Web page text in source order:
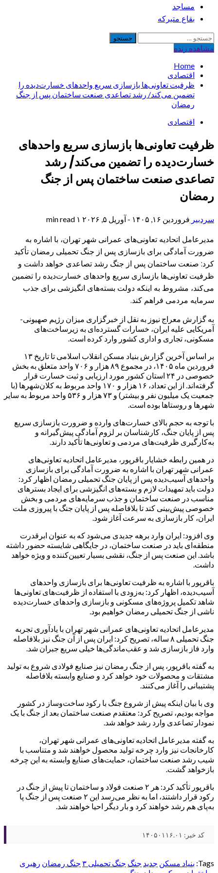
مساجد
بقاع متبرکه
جستجو
برای:
مشاهده‌ زنده
Home
اقتصادی
ظرفیت تعاونی‌ها بازسازی سریع واحدهای خسارت‌دیده را
تضمین می‌کند/ رشد تصاعدی صنعت ساختمان پس از جنگ
رمضان
اقتصادی
ظرفیت تعاونی‌ها بازسازی سریع واحدهای
خسارت‌دیده را تضمین می‌کند/ رشد
تصاعدی صنعت ساختمان پس از جنگ
رمضان
سردبیر فروردین ۱۶, ۱۴۰۵ - آوریل ۵, ۲۰۲۶ ۱ min read
مدیرعامل اتحادیه تعاونی‌های عمرانی شهر تهران، با اشاره به
ضرورت آمادگی برای بازسازی پس از جنگ تحمیلی رمضان تأکید
کرد: صنعت ساختمان پس از جنگ رشد تصاعدی خواهد داشت و
ظرفیت تعاونی‌ها بازسازی سریع واحدهای خسارت‌دیده را تضمین
می‌کند، مشروط به اینکه دولت بسته‌های انگیزشی برای جذب
سرمایه مردمی فراهم کند.
به گزارش معراج نیوز به نقل از خبرگزاری میزان رژیم صهیونی-
آمریکایی علیه ایران، خسارات گسترده‌ای به زیرساخت‌های
مسکونی، تجاری و اداری کشور وارد کرده است.
بر اساس آخرین گزارش بنیاد مسکن انقلاب اسلامی تا تاریخ ۱۳
فروردین‌ ماه ۱۴۰۵، در مجموع ۸۹ هزار و ۷۰۶ واحد متعلق به بخش
خصوصی در ۲۴ استان کشور مورد ارزیابی و ثبت خسارت قرار
گرفته‌اند. از این تعداد، ۱۶ هزار و ۱۷۰ واحد مربوط به کلان‌شهرها (با
جمعیت یک میلیون نفر و بیشتر) و ۷۳ هزار و ۵۳۶ واحد مربوط به سایر
شهرها و روستاها بوده است.
با توجه به حجم بالای خسارت‌های وارده و ضرورت بازسازی سریع
پس از پایان جنگ، کارشناسان بر لزوم آمادگی پیش‌گیرانه و
به‌کارگیری ظرفیت‌های مردمی و تعاونی‌ها تأکید دارند.
در همین رابطه خشایار باقرپور، مدیرعامل اتحادیه تعاونی‌های
عمرانی شهر تهران با اشاره به ضرورت آمادگی برای بازسازی
واحدهای آسیب‌دیده پس از پایان جنگ تحمیلی رمضان اظهار کرد:
دولت باید تمهیدات لازم و بسته‌های انگیزشی برای ایجاد بسترهای
مناسب در صنعت ساختمان و جذب سرمایه‌های مردمی و بخش
خصوصی پیش‌بینی کند تا بلافاصله پس از پایان جنگ با پیروزی ملت
ایران، کار بازسازی به سرعت آغاز شود.
وی افزود: ایران وارد برهه جدیدی می‌شود که به عنوان ابرقدرت
منطقه‌ای باید در صنعت ساختمان، در جایگاهی شایسته حضور داشته
باشد. این صنعت پس از جنگ، نقشی بسیار تعیین‌کننده و ویژه خواهد
داشت.
باقرپور با اشاره به ظرفیت تعاونی‌ها برای بازسازی واحدهای
آسیب‌دیده، اظهار کرد: به‌زودی با استفاده از ظرفیت‌های تعاونی‌ها
شاهد تکمیل پروژه‌های مسکونی و بازسازی واحدهای خسارت‌دیده
ناشی از جنگ تحمیلی رمضان خواهیم بود.
مدیرعامل اتحادیه تعاونی‌های عمرانی شهر تهران با یادآوری تجربه
جنگ تحمیلی ۸ ساله، تصریح کرد: ایران پس از آن جنگ نیز بلافاصله
وارد فاز بازسازی شد و عقب‌ماندگی‌ها خیلی سریع جبران شد.
به گفته باقرپور، پس از جنگ رمضان نیز صنایع فولادی شروع به تولید
مشتقات و محصولات خود خواهد کرد و صنایع وابسته بلافاصله
پشتیبانی را آغاز می‌کنند.
وی با بیان اینکه پیش از شروع جنگ با رکود ساخت‌وساز در کشور
مواجه بودیم، تصریح کرد: معتقدم صنعت ساختمان بعد از جنگ با یک
نمودار تصاعدی وارد رشد خواهد شد.
به گفته مدیرعامل اتحادیه تعاونی‌های عمرانی شهر تهران،
کارخانجات نیز وارد چرخه تولید محصول خواهند شد و متناسب با
شیب رشد صنعت ساختمان، حمایت‌های صنایع وابسته به این چرخه
بازخواهد گشت.
باقرپور تأکید کرد: هر ۲ صنعت فولاد و ساختمان تا پیش از جنگ در
رکود قرار داشتند، اما به نظر می‌رسد این ۲ صنعت پس از جنگ پا
به‌پای هم رشد خواهند کرد و بار دیگر احیا خواهند شد.
کد خبر: ۱۴۰۵۰۱۱۶.۰۱
Tags: بنیاد مسکن جدید جنگ جنگ تحمیلی ۳ جنگ رمضان رهبری